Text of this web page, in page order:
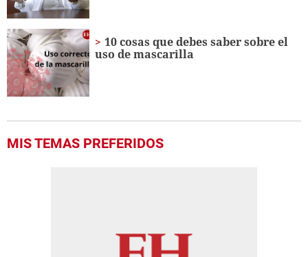
10 cosas que debes saber sobre el
uso de mascarilla
MIS TEMAS PREFERIDOS